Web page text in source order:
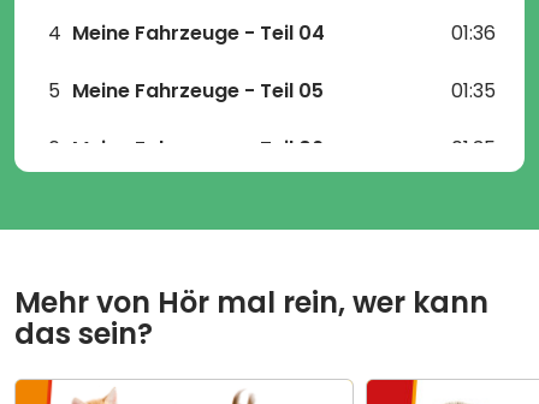
4 Meine Fahrzeuge - Teil 04 01:36
5 Meine Fahrzeuge - Teil 05 01:35
6 Meine Fahrzeuge - Teil 06 01:35
9 Bei der Feuerwehr - Teil 03 01:36
10 Bei der Feuerwehr - Teil 04 01:38
Mehr von Hör mal rein, wer kann
das sein?